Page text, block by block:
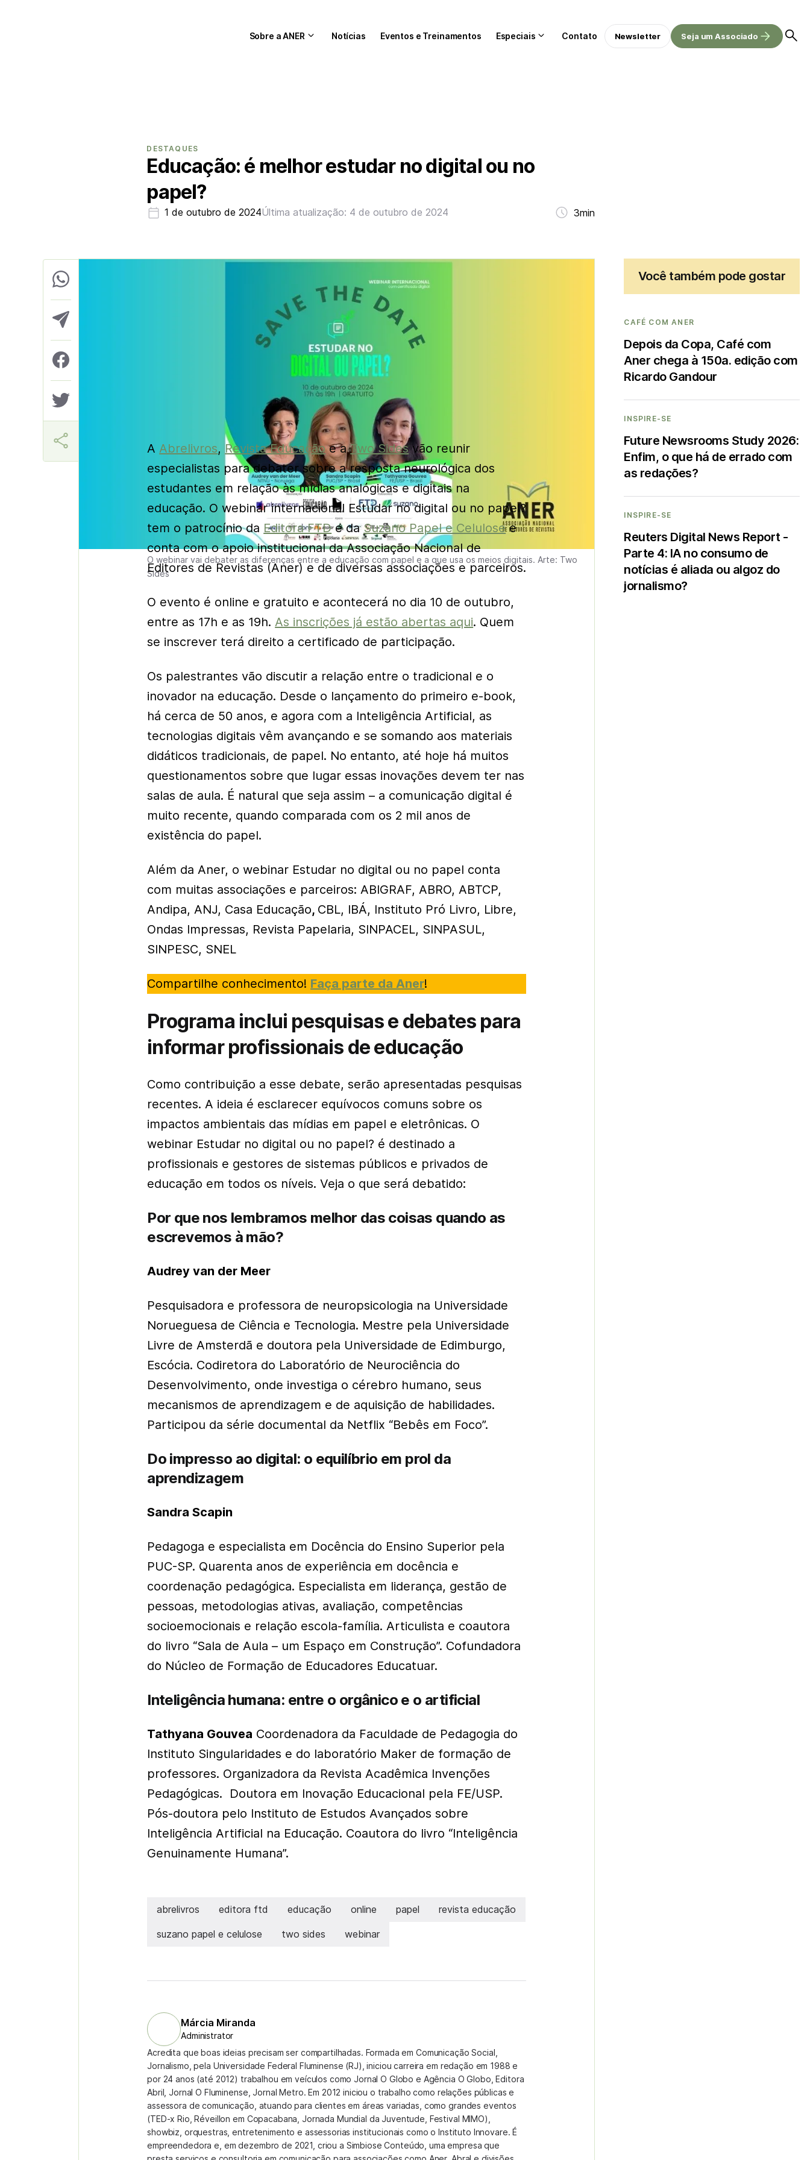
Sobre a ANER Notícias Eventos e Treinamentos Especiais Contato Newsletter Seja um Associado
DESTAQUES
Educação: é melhor estudar no digital ou no
papel?
1 de outubro de 2024Última atualização: 4 de outubro de 2024 3min
O webinar vai debater as diferenças entre a educação com papel e a que usa os meios digitais. Arte: Two
Sides
AAbrelivros, Revista Educaçãoe aTwo Sidesvão reunir
especialistas para debater sobre a resposta neurológica dos
estudantes em relação às mídias analógicas e digitais na
educação. O webinar internacional Estudar no digital ou no papel?
tem o patrocínio da Editora FTD e daSuzano Papel e Celulosee
conta com o apoio institucional da Associação Nacional de
Editores de Revistas (Aner) e de diversas associações e parceiros.
O evento é online e gratuito e acontecerá no dia 10 de outubro,
entre as 17h e as 19h.As inscrições já estão abertas aqui. Quem
se inscrever terá direito a certificado de participação.
Os palestrantes vão discutir a relação entre o tradicional e o
inovador na educação. Desde o lançamento do primeiro e-book,
há cerca de 50 anos, e agora com a Inteligência Artificial, as
tecnologias digitais vêm avançando e se somando aos materiais
didáticos tradicionais, de papel. No entanto, até hoje há muitos
questionamentos sobre que lugar essas inovações devem ter nas
salas de aula. É natural que seja assim – a comunicação digital é
muito recente, quando comparada com os 2 mil anos de
existência do papel.
Além da Aner, o webinar Estudar no digital ou no papel conta
com muitas associações e parceiros: ABIGRAF, ABRO, ABTCP,
Andipa, ANJ, Casa Educação, CBL, IBÁ, Instituto Pró Livro, Libre,
Ondas Impressas, Revista Papelaria, SINPACEL, SINPASUL,
SINPESC, SNEL
Compartilhe conhecimento! Faça parte da Aner!
Programa inclui pesquisas e debates para
informar profissionais de educação
Como contribuição a esse debate, serão apresentadas pesquisas
recentes. A ideia é esclarecer equívocos comuns sobre os
impactos ambientais das mídias em papel e eletrônicas. O
webinar Estudar no digital ou no papel? é destinado a
profissionais e gestores de sistemas públicos e privados de
educação em todos os níveis. Veja o que será debatido:
Por que nos lembramos melhor das coisas quando as
escrevemos à mão?
Audrey van der Meer
Pesquisadora e professora de neuropsicologia na Universidade
Norueguesa de Ciência e Tecnologia. Mestre pela Universidade
Livre de Amsterdã e doutora pela Universidade de Edimburgo,
Escócia. Codiretora do Laboratório de Neurociência do
Desenvolvimento, onde investiga o cérebro humano, seus
mecanismos de aprendizagem e de aquisição de habilidades.
Participou da série documental da Netflix “Bebês em Foco”.
Do impresso ao digital: o equilíbrio em prol da
aprendizagem
Sandra Scapin
Pedagoga e especialista em Docência do Ensino Superior pela
PUC-SP. Quarenta anos de experiência em docência e
coordenação pedagógica. Especialista em liderança, gestão de
pessoas, metodologias ativas, avaliação, competências
socioemocionais e relação escola-família. Articulista e coautora
do livro “Sala de Aula – um Espaço em Construção”. Cofundadora
do Núcleo de Formação de Educadores Educatuar.
Inteligência humana: entre o orgânico e o artificial
Tathyana Gouvea Coordenadora da Faculdade de Pedagogia do
Instituto Singularidades e do laboratório Maker de formação de
professores. Organizadora da Revista Acadêmica Invenções
Pedagógicas. Doutora em Inovação Educacional pela FE/USP.
Pós-doutora pelo Instituto de Estudos Avançados sobre
Inteligência Artificial na Educação. Coautora do livro “Inteligência
Genuinamente Humana”.
abrelivros editora ftd educação online papel revista educação
suzano papel e celulose two sides webinar
Márcia Miranda
Administrator
Acredita que boas ideias precisam ser compartilhadas. Formada em Comunicação Social,
Jornalismo, pela Universidade Federal Fluminense (RJ), iniciou carreira em redação em 1988 e
por 24 anos (até 2012) trabalhou em veículos como Jornal O Globo e Agência O Globo, Editora
Abril, Jornal O Fluminense, Jornal Metro. Em 2012 iniciou o trabalho como relações públicas e
assessora de comunicação, atuando para clientes em áreas variadas, como grandes eventos
(TED-x Rio, Réveillon em Copacabana, Jornada Mundial da Juventude, Festival MIMO),
showbiz, orquestras, entretenimento e assessorias institucionais como o Instituto Innovare. É
empreendedora e, em dezembro de 2021, criou a Simbiose Conteúdo, uma empresa que
Você também pode gostar
CAFÉ COM ANER
Depois da Copa, Café com
Aner chega à 150a. edição com
Ricardo Gandour
INSPIRE-SE
Future Newsrooms Study 2026:
Enfim, o que há de errado com
as redações?
INSPIRE-SE
Reuters Digital News Report -
Parte 4: IA no consumo de
notícias é aliada ou algoz do
jornalismo?